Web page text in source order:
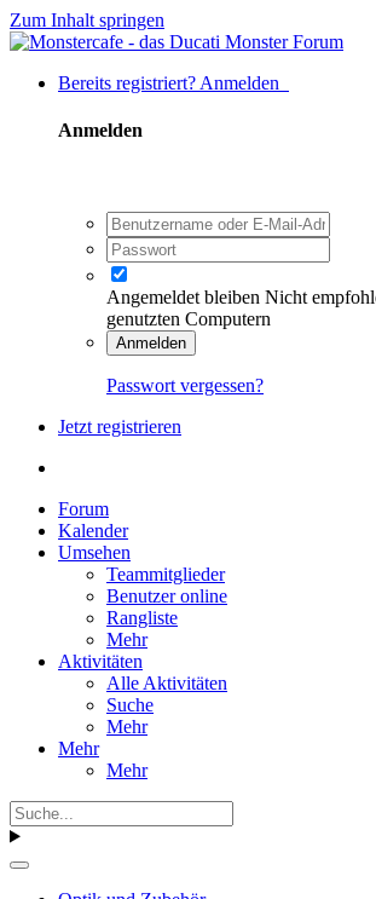
Zum Inhalt springen
Bereits registriert? Anmelden
Anmelden
Angemeldet bleiben Nicht
genutzten Computern
Anmelden
Passwort vergessen?
Jetzt registrieren
Forum
Kalender
Umsehen
Teammitglieder
Benutzer online
Rangliste
Mehr
Aktivitäten
Alle Aktivitäten
Suche
Mehr
Mehr
Mehr